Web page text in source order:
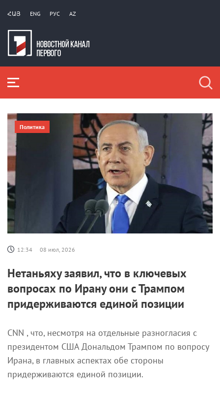
ՀԱՅ ENG РУС AZ
Политика
12:34 08 июл, 2026
Нетаньяху заявил, что в ключевых
вопросах по Ирану они с Трампом
придерживаются единой позиции
CNN , что, несмотря на отдельные разногласия с
президентом США Дональдом Трампом по вопросу
Ирана, в главных аспектах обе стороны
придерживаются единой позиции.